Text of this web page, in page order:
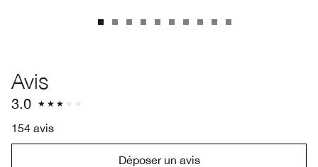
Avis
3.0
154 avis
Déposer un avis